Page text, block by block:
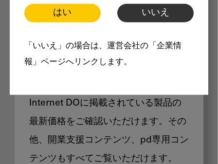
はい いいえ
「いいえ」の場合は、運営会社の「企業情
報」ページへリンクします。
製品価格も閲覧可能
Internet DOに掲載されている製品の
最新価格をご確認いただけます。その
他、開業支援コンテンツ、pd専用コン
テンツもすべてご覧いただけます。